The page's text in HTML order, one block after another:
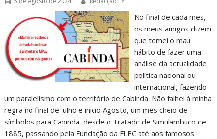
No final de cada mês,
os meus amigos dizem
que tomei o mau
hábito de fazer uma
análise da actualidade
política nacional ou
internacional, fazendo
um paralelismo com o território de Cabinda. Não falhei à minha
regra no final de Julho e inicio Agosto, um mês cheio de
símbolos para Cabinda, desde o Tratado de Simulambuco de
1885, passando pela Fundação da FLEC até aos famosos